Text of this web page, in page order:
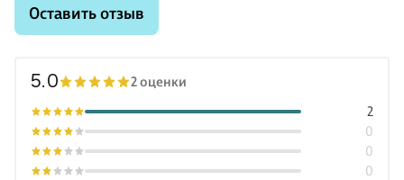
Оставить отзыв
5.0 2 оценки
0
0
0
2